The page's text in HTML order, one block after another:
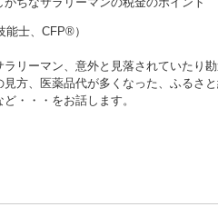
士、CFP®）
リーマン、意外と見落されていたり
方、医薬品代が多くなった、ふるさ
・・・をお話します。